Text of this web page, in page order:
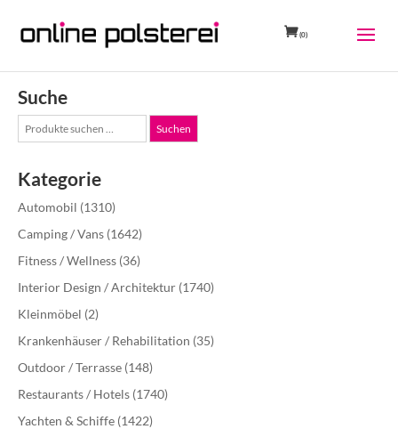
(0)
Suche
Suche
nach:
Suchen
Kategorie
Automobil (1310)
Camping / Vans (1642)
Fitness / Wellness (36)
Interior Design / Architektur (1740)
Kleinmöbel (2)
Krankenhäuser / Rehabilitation (35)
Outdoor / Terrasse (148)
Restaurants / Hotels (1740)
Yachten & Schiffe (1422)